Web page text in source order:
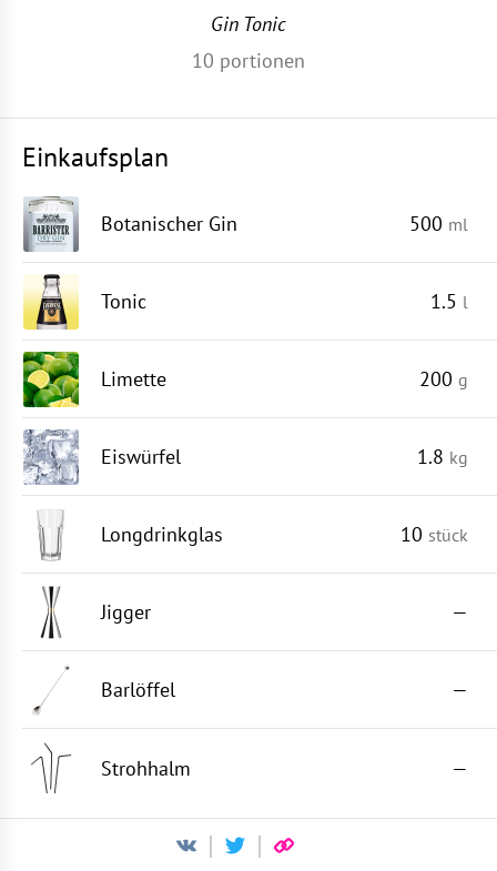
Gin Tonic
10 portionen
Einkaufsplan
Botanischer Gin 500 ml
Tonic 1.5 l
Limette 200 g
Eiswürfel 1.8 kg
Longdrinkglas 10 stück
Jigger —
Barlöffel —
Strohhalm —